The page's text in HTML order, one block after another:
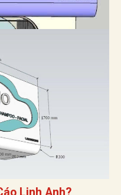
Linh Anh?